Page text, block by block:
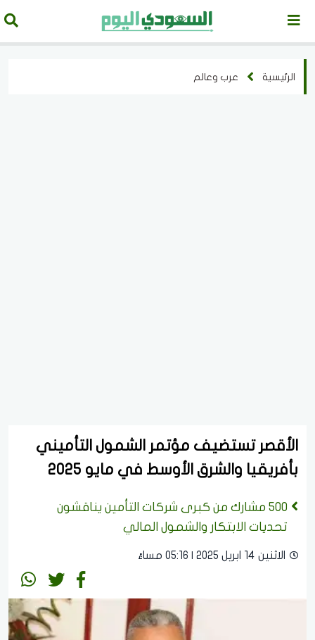
الرئيسية عرب وعالم
الأقصر تستضيف مؤتمر الشمول التأميني
بأفريقيا والشرق الأوسط في مايو 2025
500 مشارك من كبرى شركات التأمين يناقشون
تحديات الابتكار والشمول المالي
الاثنين 14 ابريل 2025 | 05:16 مساءً